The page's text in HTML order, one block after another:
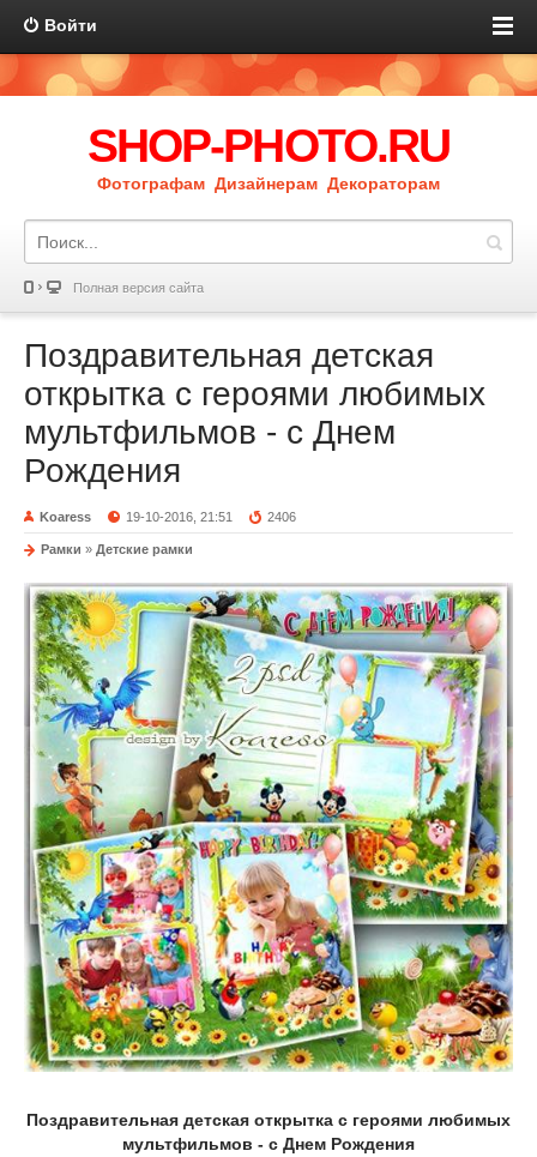
Войти
SHOP-PHOTO.RU
Фотографам Дизайнерам Декораторам
Полная версия сайта
Поздравительная детская
открытка с героями любимых
мультфильмов - с Днем
Рождения
Koaress 19-10-2016, 21:51 2406
Рамки » Детские рамки
Поздравительная детская открытка с героями любимых
мультфильмов - с Днем Рождения